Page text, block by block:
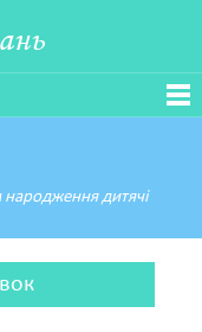
народження дитячі